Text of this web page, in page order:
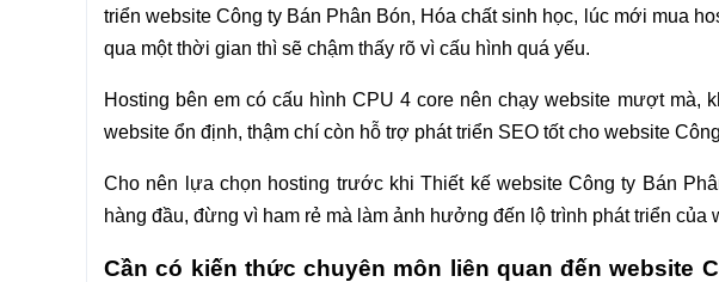
triển website Công ty Bán Phân Bón, Hóa chất sinh học, lúc mới mua
qua một thời gian thì sẽ chậm thấy rõ vì cấu hình quá yếu.
Hosting bên em có cấu hình CPU 4 core nên chạy website mượt mà,
website ổn định, thậm chí còn hỗ trợ phát triển SEO tốt cho website
Cho nên lựa chọn hosting trước khi Thiết kế website Công ty Bán
hàng đầu, đừng vì ham rẻ mà làm ảnh hưởng đến lộ trình phát triển của
Cần có kiến thức chuyên môn liên quan đến website